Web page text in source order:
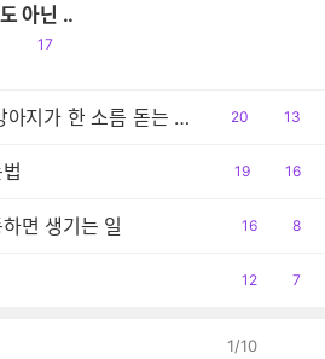
아닌 ..
댓
17
설거지를 안 해주자 강아지가 한 소름 돋는 행동
공
20
댓
13
공
19
댓
16
면 생기는 일
공
16
댓
8
공
12
댓
7
1/10